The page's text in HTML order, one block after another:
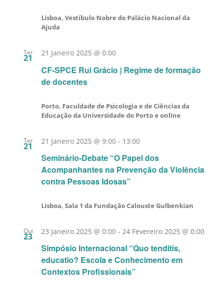
Lisboa, Vestíbulo Nobre do Palácio Nacional da
Ajuda
Ter
21
CF-SPCE Rui Grácio | Regime de formação
de docentes
21 Janeiro 2025 @ 0:00
Porto, Faculdade de Psicologia e de Ciências da
Educação da Universidade do Porto e online
Ter
21
Seminário-Debate “O Papel dos
Acompanhantes na Prevenção da Violência
contra Pessoas Idosas”
21 Janeiro 2025 @ 9:00 - 13:00
Lisboa, Sala 1 da Fundação Calouste Gulbenkian
Qui
23
Simpósio Internacional “Quo tenditis,
educatio? Escola e Conhecimento em
Contextos Profissionais”
23 Janeiro 2025 @ 0:00 - 24 Fevereiro 2025 @ 0:00